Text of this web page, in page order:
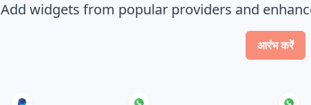
Add widgets from popular providers and
आरंभ करें